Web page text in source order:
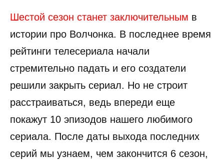
Шестой сезон станет заключительным в
истории про Волчонка. В последнее время
рейтинги телесериала начали
стремительно падать и его создатели
решили закрыть сериал. Но не строит
расстраиваться, ведь впереди еще
покажут 10 эпизодов нашего любимого
сериала. После даты выхода последних
серий мы узнаем, чем закончится 6 сезон,